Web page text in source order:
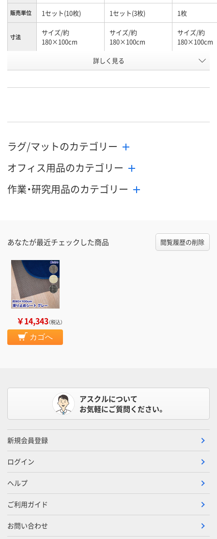
販売単位 1セット(10枚) 1セット(3枚) 1枚
寸法
サイズ/約
180×100cm
サイズ/約
180×100cm
サイズ/約
180×100cm
グレー
号
お届け日
お取り扱い終了しま
した
した
詳しく見る
ラグ/マットのカテゴリー
オフィス用品のカテゴリー
作業・研究用品のカテゴリー
あなたが最近チェックした商品 閲覧履歴の削除
￥14,343（税込）
カゴへ
アスクルについて
お気軽にご質問ください。
新規会員登録
ログイン
ヘルプ
ご利用ガイド
お問い合わせ